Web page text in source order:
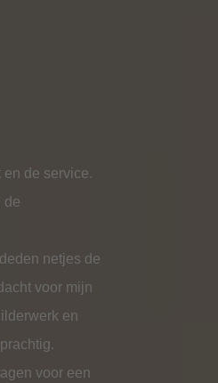
en de service.
de
netjes de
voor mijn
en
voor een